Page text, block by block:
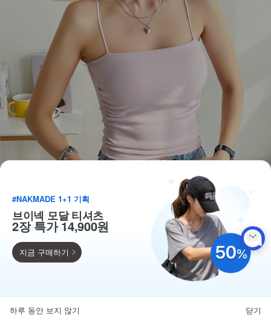
득템찬스
#NAKMADE 1+1 기획
브이넥 모달 티셔츠
2장 특가 14,900원
지금 구매하기
하루 동안 보지 않기 닫기
뒤로가기 카테고리 마이페이지